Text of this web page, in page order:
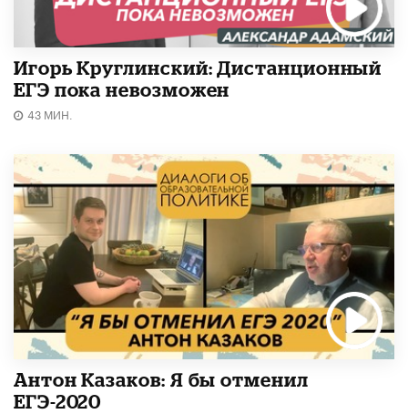
Игорь Круглинский: Дистанционный
ЕГЭ пока невозможен
43 МИН.
Антон Казаков: Я бы отменил
ЕГЭ-2020